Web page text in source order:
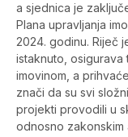
a sjednica je
Plana upravljanja
2024. godinu. Riječ
istaknuto, osigurava
imovinom, a
znači da su svi
projekti provodili u
odnosno zakonskim